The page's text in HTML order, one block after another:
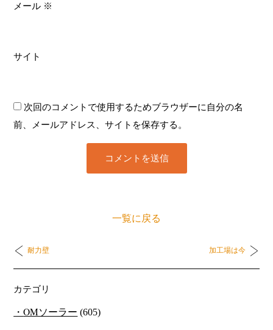
メール ※
サイト
次回のコメントで使用するためブラウザーに自分の名
前、メールアドレス、サイトを保存する。
一覧に戻る
耐力壁 加工場は今
カテゴリ
OMソーラー (605)